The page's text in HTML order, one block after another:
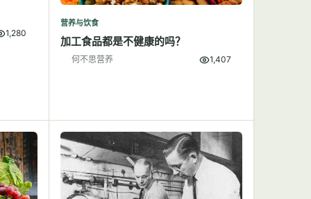
1,280
营养与饮食
加工食品都是不健康的吗？
何不思营养 1,407